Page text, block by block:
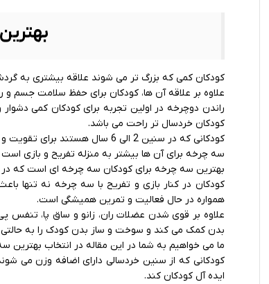
کودکان کمی که بزرگ تر می شوند علاقه بیشتری به
علاوه بر علاقه آن ها، کودکان برای حفظ سلامت جسم
راندن دوچرخه در اولین تجربه برای کودکان کمی
کودکان خردسال تر راحت می باشد.
کودکانی که در سنین 2 الی 6 سال هستند برای تقویت و همچنین پویایی عضلات بدن خصوصا پا، به همچین وسیله ای نیاز دارند.
سه چرخه برای آن ها بیشتر به منزله تفریح و بازی
بهترین سه چرخه برای کودکان سه چرخه ای است که در
کودکان در کنار بازی و تفریح با سه چرخه نه تنها
همواره در حال فعالیت و تمرین همیشگی است.
علاوه بر قوی شدن عضلات ران، زانو و ساق پا، تنفس
بدن کمک می کند و سوخت و ساز بدن کودک را به حالتی
ما می خواهیم به شما در این مقاله در انتخاب
کودکانی که از سنین خردسالی دارای اضافه وزن می
ایده آل کودکان کند.